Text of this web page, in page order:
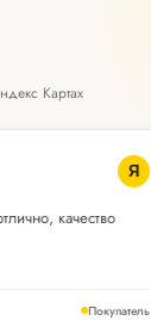
Картах
Я
качество
Покупатель